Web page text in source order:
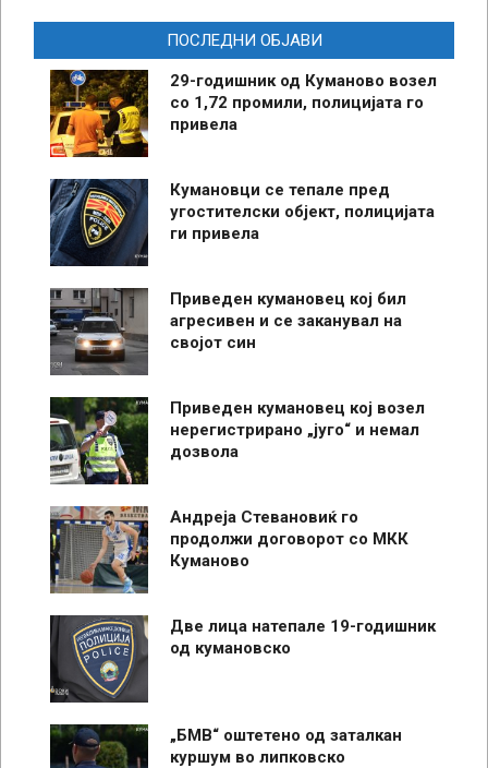
ПОСЛЕДНИ ОБЈАВИ
29-годишник од Куманово возел
со 1,72 промили, полицијата го
привела
Кумановци се тепале пред
угостителски објект, полицијата
ги привела
Приведен кумановец кој бил
агресивен и се заканувал на
својот син
Приведен кумановец кој возел
нерегистрирано „југо“ и немал
дозвола
Андреја Стевановиќ го
продолжи договорот со МКК
Куманово
Две лица натепале 19-годишник
од кумановско
„БМВ“ оштетено од заталкан
куршум во липковско